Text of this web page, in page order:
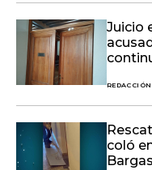
Juicio
coló